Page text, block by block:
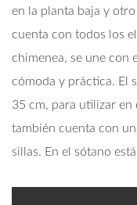
en la planta baja y
cuenta con todos los
chimenea, se une con
cómoda y práctica. El
35 cm, para utilizar en
también cuenta con
sillas. En el sótano